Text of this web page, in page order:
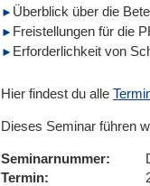
Überblick über die
Freistellungen für die
Erforderlichkeit von
Hier findest du alle
Dieses Seminar führen
Seminarnummer
Termin